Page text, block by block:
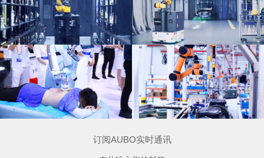
订阅AUBO实时通讯